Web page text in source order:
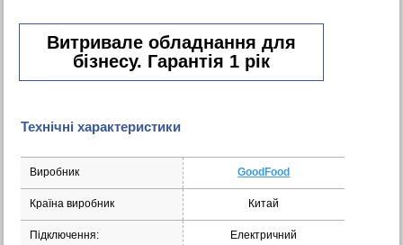
Витривале обладнання для
бізнесу. Гарантія 1 рік
Технічні характеристики
Виробник GoodFood
Країна виробник Китай
Підключення: Електричний